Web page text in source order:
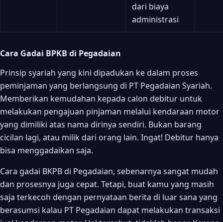
dari biaya
administrasi
Cara Gadai BPKB di Pegadaian
Prinsip syariah yang kini dipadukan ke dalam proses
peminjaman yang berlangsung di PT Pegadaian Syariah.
Memberikan kemudahan kepada calon debitur untuk
melakukan pengajuan pinjaman melalui kendaraan motor
yang dimiliki atas nama dirinya sendiri. Bukan barang
cicilan lagi, atau milik dari orang lain. Ingat! Debitur hanya
bisa menggadaikan saja.
Cara gadai BKPB di Pegadaian, sebenarnya sangat mudah
dan prosesnya juga cepat. Tetapi, buat kamu yang masih
saja terkecoh dengan pernyataan berita di luar sana yang
berasumsi kalau PT Pegadaian dapat melakukan transaksi